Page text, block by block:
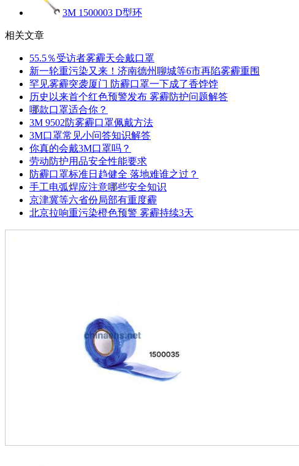
3M 1500003 D型环
相关文章
55.5％受访者雾霾天会戴口罩
新一轮重污染又来！济南德州聊城等6市再陷雾霾重围
罕见雾霾突袭厦门 防霾口罩一下成了香饽饽
历史以来首个红色预警发布 雾霾防护问题解答
哪款口罩适合你？
3M 9502防雾霾口罩佩戴方法
3M口罩常见小问答知识解答
你真的会戴3M口罩吗？
劳动防护用品安全性能要求
防霾口罩标准日趋健全 落地难谁之过？
手工电弧焊应注意哪些安全知识
京津冀等六省份局部有重度霾
北京拉响重污染橙色预警 雾霾持续3天